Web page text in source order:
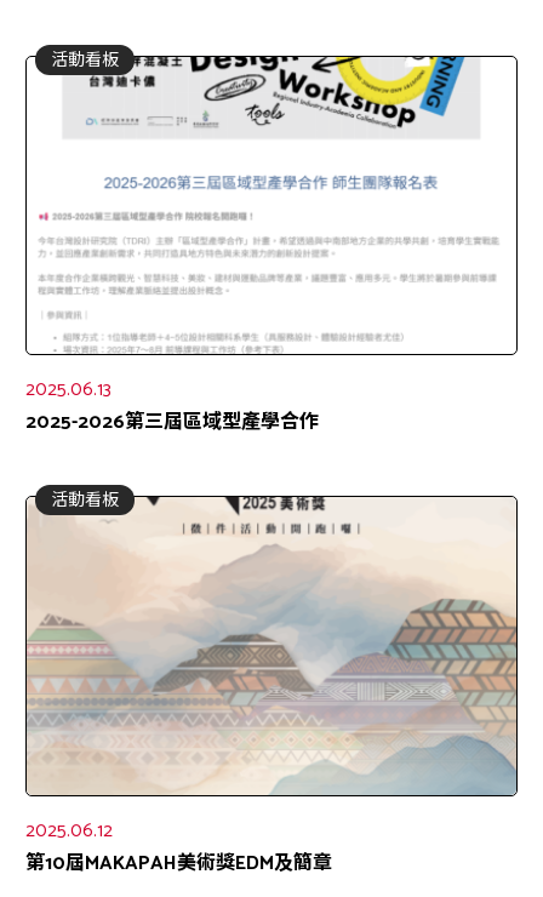
活動看板
2025.06.13
2025-2026第三屆區域型產學合作
活動看板
2025.06.12
第10屆MAKAPAH美術獎EDM及簡章